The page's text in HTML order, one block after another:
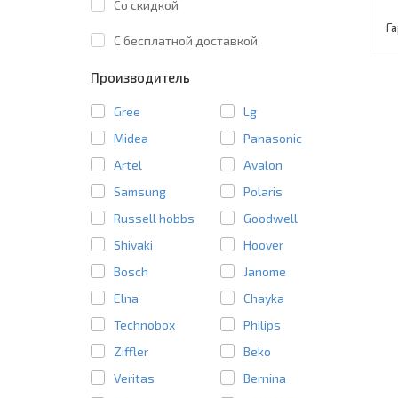
Со скидкой
C бесплатной доставкой
Производитель
Gree
Lg
Midea
Panasonic
Artel
Avalon
Samsung
Polaris
Russell hobbs
Goodwell
Shivaki
Hoover
Bosch
Janome
Elna
Chayka
Technobox
Philips
Ziffler
Beko
Veritas
Bernina